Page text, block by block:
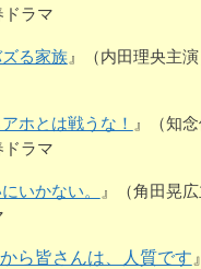
ドラマ
る家族』（内田理央主
ホとは戦うな！ 』（知
ドラマ
いかない。
』（角田晃広
ら皆さんは、人質です